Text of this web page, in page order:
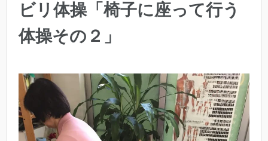
ビリ体操「椅子に座って行う
体操その２」